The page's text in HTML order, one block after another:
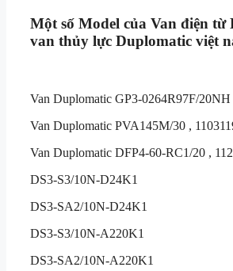
Một số Model của Van điện từ
van thủy lực Duplomatic việt
Van Duplomatic GP3-0264R97F/20NH
Van Duplomatic PVA145M/30 ,
Van Duplomatic DFP4-60-RC1/20 ,
DS3-S3/10N-D24K1
DS3-SA2/10N-D24K1
DS3-S3/10N-A220K1
DS3-SA2/10N-A220K1